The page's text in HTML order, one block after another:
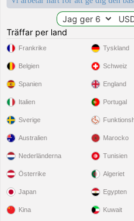
Träffar per land
Frankrike
Belgien
Spanien
Italien
Sverige
Tyskland
Schweiz
England
Portugal
Australien
Nederländerna
Österrike
Japan
Kina
Marocko
Tunisien
Algeriet
Egypten
Kuwait